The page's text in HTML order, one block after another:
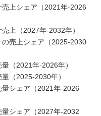
売上シェア（2021年-2026
上（2027年-2032年）
の売上シェア（2025-2030
（2021年-2026年）
（2025-2030年）
量シェア（2021年-2026
量シェア（2027年-2032